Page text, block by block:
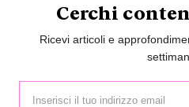
Cerchi
Ricevi articoli e